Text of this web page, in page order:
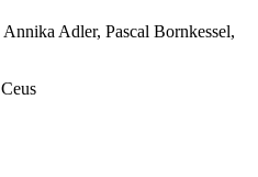
Adler, Pascal Bornkessel,